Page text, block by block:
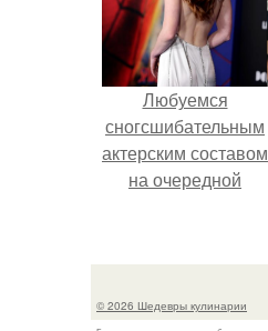
Любуемся
сногсшибательным
актерским составом
на очередной
© 2026 Шедевры кулинарии